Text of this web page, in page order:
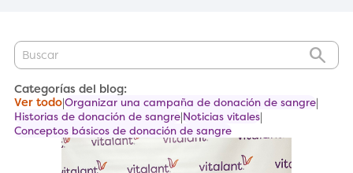
IR
Categorías del blog:
Ver todoOrganizar una campaña de donación de sangre
Historias de donación de sangre Noticias vitales
Conceptos básicos de donación de sangre